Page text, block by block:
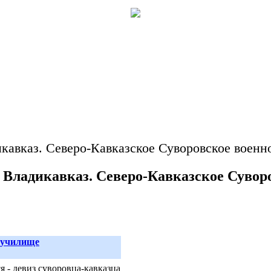
Северо-Кавказское Суворовское
Северо-Кавказское
училище
девиз суворовца-кавказца